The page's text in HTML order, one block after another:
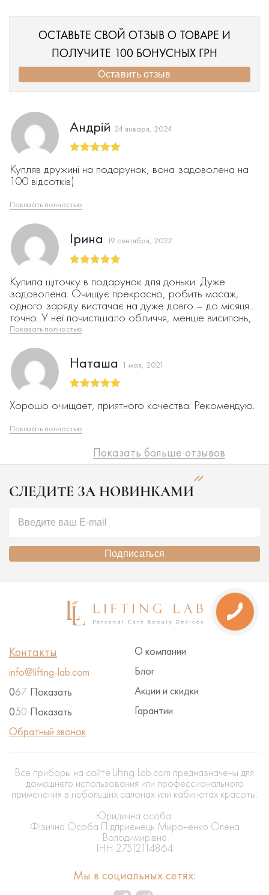
ОСТАВЬТЕ СВОЙ ОТЗЫВ О ТОВАРЕ И
ПОЛУЧИТЕ 100 БОНУСНЫХ ГРН
Оставить отзыв
Андрій 24 января, 2024
5
Купляв дружині на подарунок, вона задоволена на
100 відсотків)
Показать полностью
Ірина 19 сентября, 2022
5
Купила щіточку в подарунок для доньки. Дуже
задоволена. Очищує прекрасно, робить масаж,
одного заряду вистачає на дуже довго – до місяця
точно. У неї почистішало обличчя, менше висипань,
чорних точок. Дякую за професійну консультацію та
Показать полностью
Наташа 1 мая, 2021
5
Хорошо очищает, приятного качества. Рекомендую.
Показать полностью
Показать больше отзывов
СЛЕДИТЕ ЗА НОВИНКАМИ
Подписаться
О компании
Блог
Акции и скидки
Гарантии
Контакты
info@lifting-lab.com
067 Показать
050 Показать
Обратный звонок
Мы в социальных сетях:
Все приборы на сайте Lifting-Lab.com предназначены для
домашнего использования или профессионального
применения в небольших салонах или кабинетах красоты.
Юридична особа:
Фізична Особа Підприємець Мироненко Олена
Володимирівна
ІНН 27512114864